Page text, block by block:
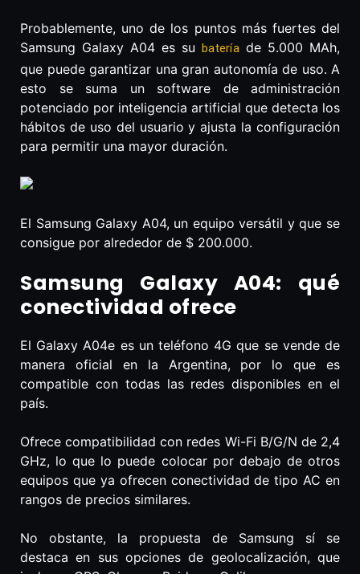
Probablemente, uno de los puntos más fuertes del
Samsung Galaxy A04 es su batería de 5.000 MAh,
que puede garantizar una gran autonomía de uso. A
esto se suma un software de administración
potenciado por inteligencia artificial que detecta los
hábitos de uso del usuario y ajusta la configuración
para permitir una mayor duración.
El Samsung Galaxy A04, un equipo versátil y que se
consigue por alrededor de $ 200.000.
Samsung Galaxy A04: qué
conectividad ofrece
El Galaxy A04e es un teléfono 4G que se vende de
manera oficial en la Argentina, por lo que es
compatible con todas las redes disponibles en el
país.
Ofrece compatibilidad con redes Wi-Fi B/G/N de 2,4
GHz, lo que lo puede colocar por debajo de otros
equipos que ya ofrecen conectividad de tipo AC en
rangos de precios similares.
No obstante, la propuesta de Samsung sí se
destaca en sus opciones de geolocalización, que